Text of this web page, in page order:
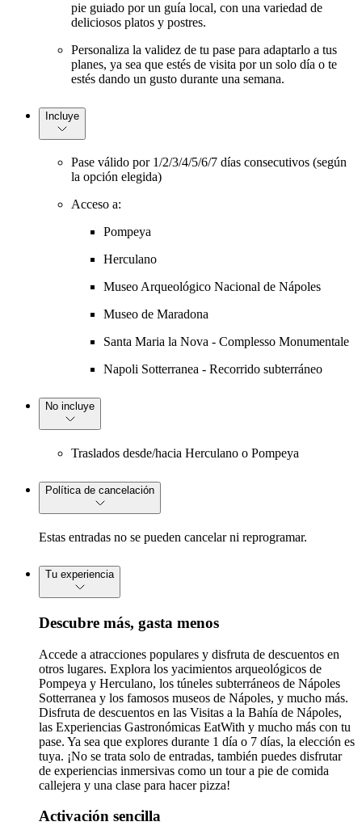
pie guiado por un guía local, con una variedad de
deliciosos platos y postres.
Personaliza la validez de tu pase para adaptarlo a tus
planes, ya sea que estés de visita por un solo día o te
estés dando un gusto durante una semana.
Incluye
Pase válido por 1/2/3/4/5/6/7 días consecutivos (según
la opción elegida)
Acceso a:
Pompeya
Herculano
Museo Arqueológico Nacional de Nápoles
Museo de Maradona
Santa Maria la Nova - Complesso Monumentale
Napoli Sotterranea - Recorrido subterráneo
No incluye
Traslados desde/hacia Herculano o Pompeya
Política de cancelación
Estas entradas no se pueden cancelar ni reprogramar.
Tu experiencia
Descubre más, gasta menos
Accede a atracciones populares y disfruta de descuentos en
otros lugares. Explora los yacimientos arqueológicos de
Pompeya y Herculano, los túneles subterráneos de Nápoles
Sotterranea y los famosos museos de Nápoles, y mucho más.
Disfruta de descuentos en las Visitas a la Bahía de Nápoles,
las Experiencias Gastronómicas EatWith y mucho más con tu
pase. Ya sea que explores durante 1 día o 7 días, la elección es
tuya. ¡No se trata solo de entradas, también puedes disfrutar
de experiencias inmersivas como un tour a pie de comida
callejera y una clase para hacer pizza!
Activación sencilla